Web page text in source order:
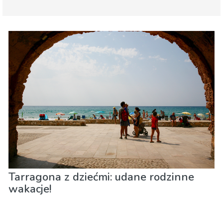
Dzieci i rodzina
Lokalne wydarzenia
Muzeum & Sztuka
Przyroda i plener
Tarragona z dziećmi: udane rodzinne
wakacje!